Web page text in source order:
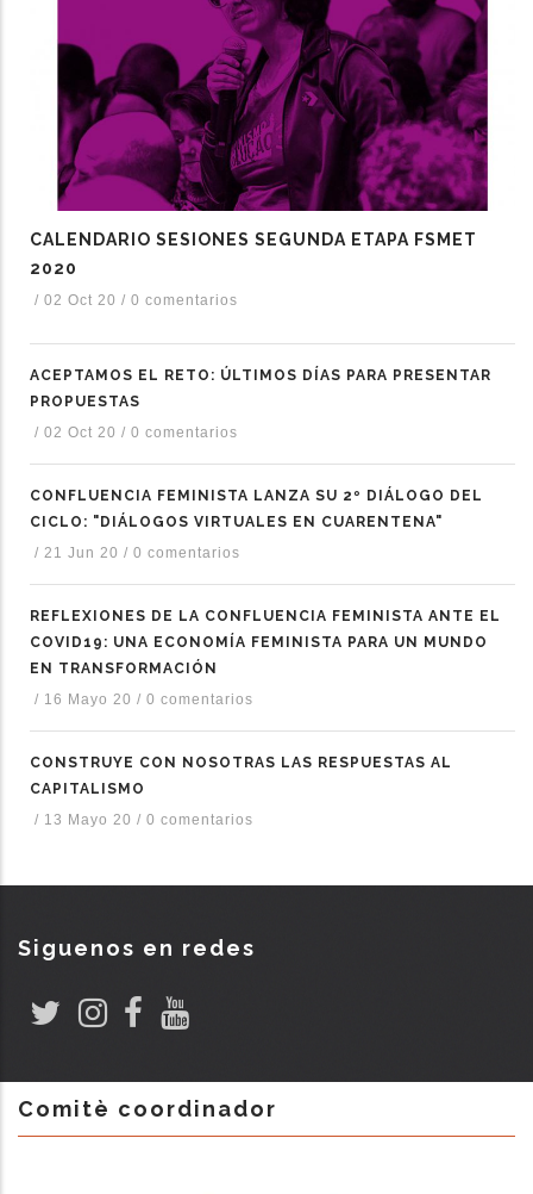
CALENDARIO SESIONES SEGUNDA ETAPA FSMET
2020
/ 02 Oct 20 / 0 comentarios
ACEPTAMOS EL RETO: ÚLTIMOS DÍAS PARA PRESENTAR
PROPUESTAS
/ 02 Oct 20 / 0 comentarios
CONFLUENCIA FEMINISTA LANZA SU 2º DIÁLOGO DEL
CICLO: "DIÁLOGOS VIRTUALES EN CUARENTENA"
/ 21 Jun 20 / 0 comentarios
REFLEXIONES DE LA CONFLUENCIA FEMINISTA ANTE EL
COVID19: UNA ECONOMÍA FEMINISTA PARA UN MUNDO
EN TRANSFORMACIÓN
/ 16 Mayo 20 / 0 comentarios
CONSTRUYE CON NOSOTRAS LAS RESPUESTAS AL
CAPITALISMO
/ 13 Mayo 20 / 0 comentarios
Siguenos en redes
Comitè coordinador